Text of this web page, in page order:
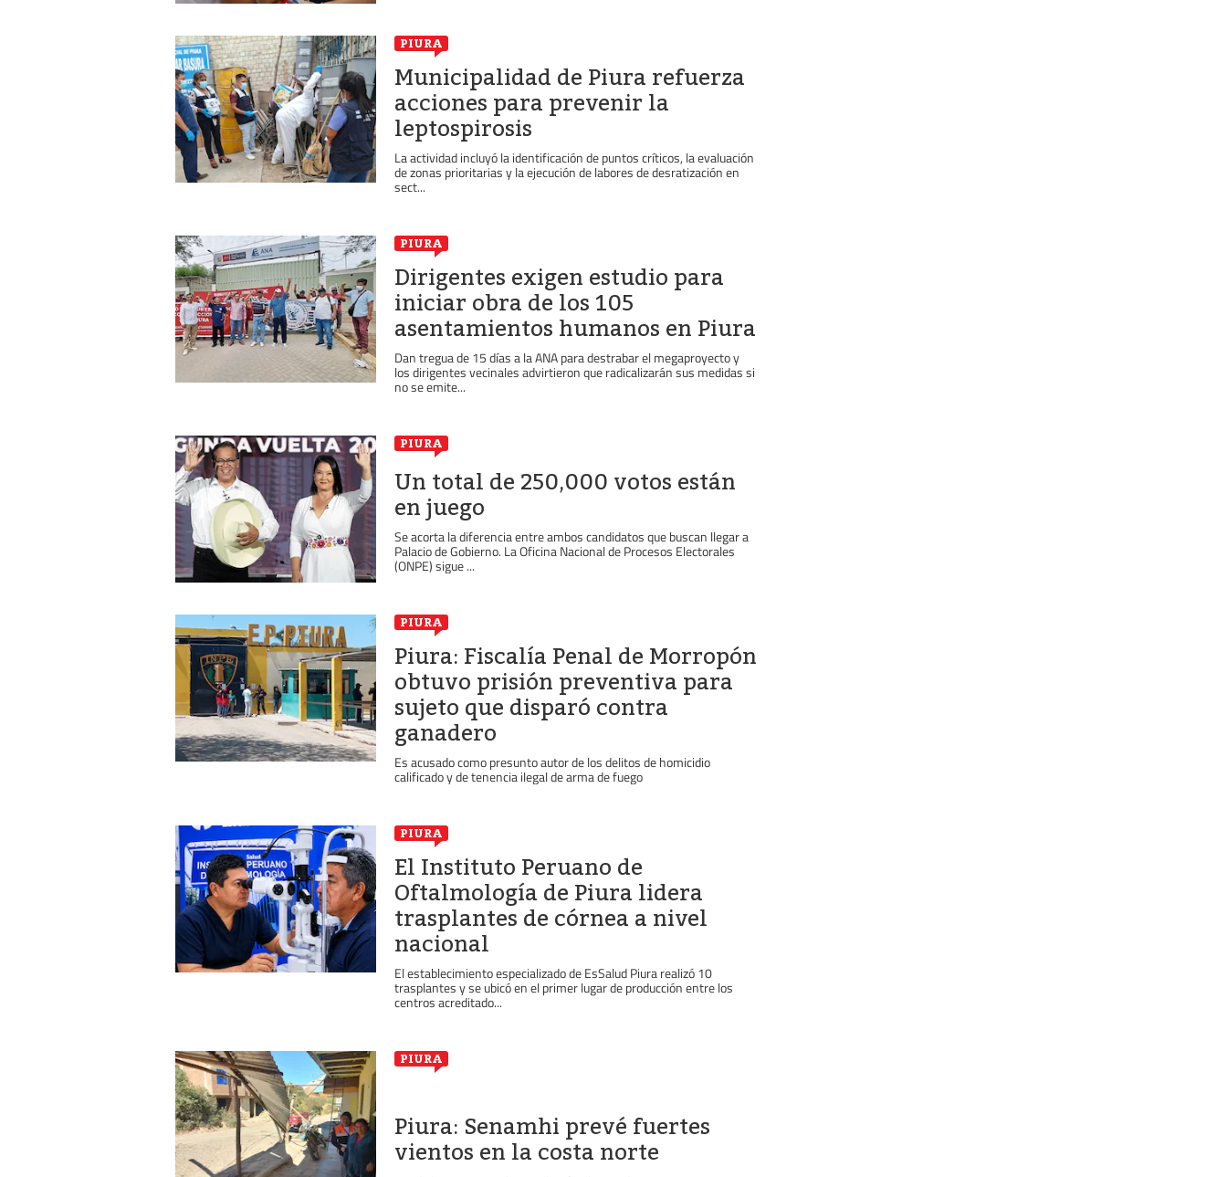
PIURA
Municipalidad de Piura refuerza
acciones para prevenir la
leptospirosis
La actividad incluyó la identificación de puntos críticos, la evaluación
de zonas prioritarias y la ejecución de labores de desratización en
sect...
PIURA
Dirigentes exigen estudio para
iniciar obra de los 105
asentamientos humanos en Piura
Dan tregua de 15 días a la ANA para destrabar el megaproyecto y
los dirigentes vecinales advirtieron que radicalizarán sus medidas si
no se emite...
PIURA
Un total de 250,000 votos están
en juego
Se acorta la diferencia entre ambos candidatos que buscan llegar a
Palacio de Gobierno. La Oficina Nacional de Procesos Electorales
(ONPE) sigue ...
PIURA
Piura: Fiscalía Penal de Morropón
obtuvo prisión preventiva para
sujeto que disparó contra
ganadero
Es acusado como presunto autor de los delitos de homicidio
calificado y de tenencia ilegal de arma de fuego
PIURA
El Instituto Peruano de
Oftalmología de Piura lidera
trasplantes de córnea a nivel
nacional
El establecimiento especializado de EsSalud Piura realizó 10
trasplantes y se ubicó en el primer lugar de producción entre los
centros acreditado...
PIURA
Piura: Senamhi prevé fuertes
vientos en la costa norte